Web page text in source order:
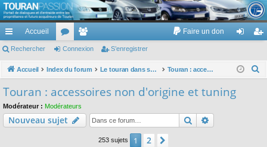
TouranPassion
Le forum des propriétaires ou futurs acquéreurs du Volkswagen Touran
cc
ès
pi
de
Accueil
or
u
e
m
Faire un don
ne nr
Rechercher Connexion S’enregistrer
Accueil Index du forum Le touran dans ses versions I (V1 V2 V3) et II ... Touran : accessoires non d'origine et tuning
Touran : accessoires non d'origine et tuning
Modérateur : Modérateurs
Nouveau sujet Rechercher
253 sujets 1 2